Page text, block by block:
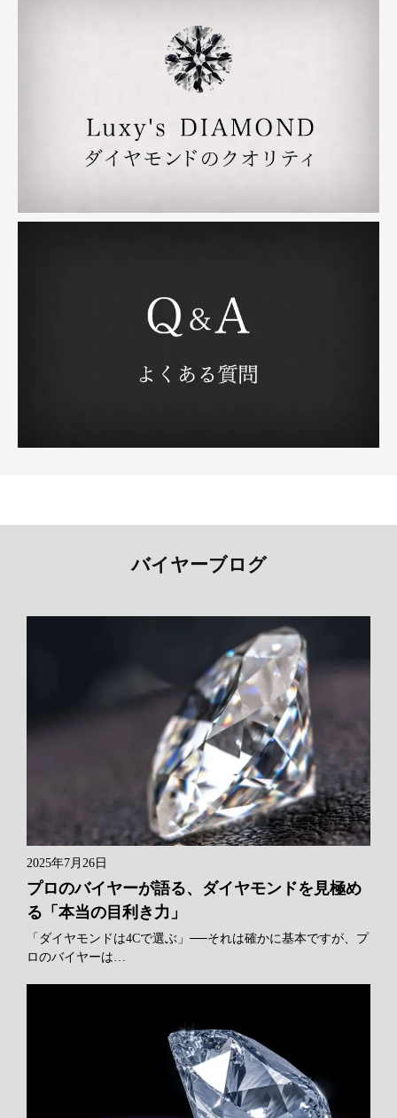
バイヤーブログ
2025年7月26日
プロのバイヤーが語る、ダイヤモンドを見極め
る「本当の目利き力」
「ダイヤモンドは4Cで選ぶ」──それは確かに基本ですが、プ
ロのバイヤーは…